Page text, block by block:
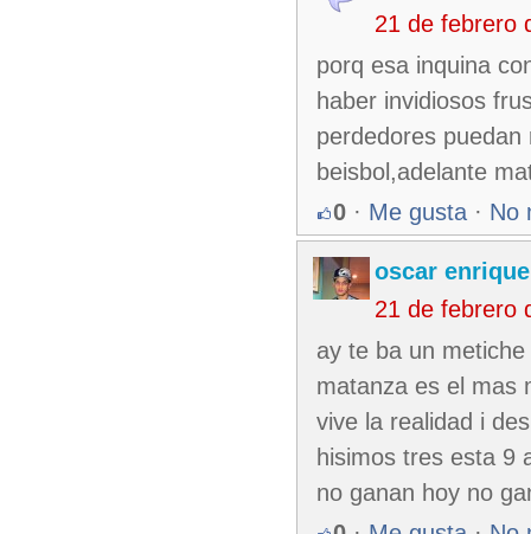
21 de febrero
porq esa inquina
haber invidiosos
perdedores
beisbol,adelante
0 · Me gusta · No
oscar enrique
21 de febrero
ay te ba un
matanza es el mas
vive la realidad i
hisimos tres esta 9
no ganan hoy no